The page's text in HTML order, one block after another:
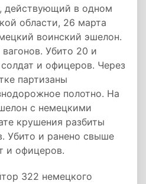
действующий в одном
области, 26 марта
воинский эшелон.
Убито 20 и
и офицеров. Через
партизаны
полотно. На
с немецкими
крушения разбиты
Убито и ранено свыше
и офицеров.
322 немецкого